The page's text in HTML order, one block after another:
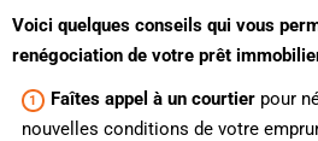
Voici quelques conseils qui vous
renégociation de votre prêt
Faîtes appel à un courtier pour
nouvelles conditions de votre